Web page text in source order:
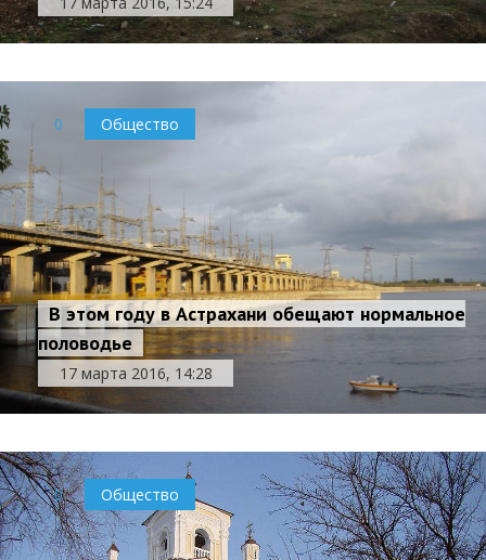
0 Общество
В этом году в Астрахани обещают нормальное
половодье
17 марта 2016, 14:28
0 Общество